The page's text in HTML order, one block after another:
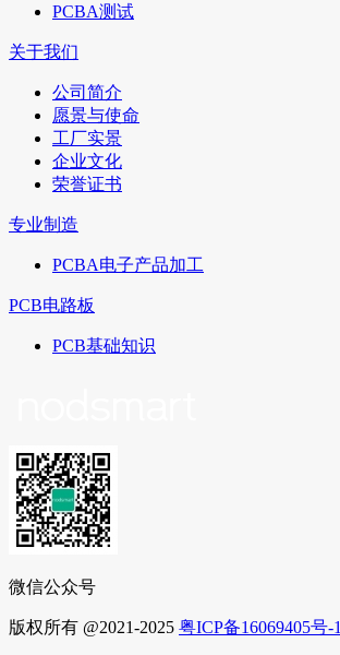
PCBA测试
关于我们
公司简介
愿景与使命
工厂实景
企业文化
荣誉证书
专业制造
PCBA电子产品加工
PCB电路板
PCB基础知识
微信公众号
版权所有 @2021-2025 粤ICP备16069405号-1